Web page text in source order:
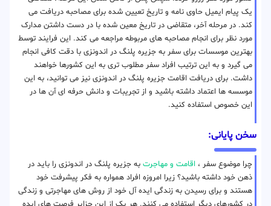
یک پیام ایمیل حاوی نامه و تاریخ تعیین شده برای مصاحبه دریافت می
کند. در مرحله آخر، متقاضی در تاریخ معین شده با در دست داشتن مدارک
مورد نظر برای انجام مصاحبه های مربوطه مراجعه می کند. این فرایند توسط
بهترین موسسات برای سفر به جزیره پلنگ در اندونزی با دقت کافی انجام
می گیرد و به این ترتیب افراد سفر مطلوب تری به این کشورها خواهند
داشت. برای دریافت اقامت جزیره پلنگ در اندونزی نیز می توانید، به این
موسسه ها اعتماد داشته باشید و از تجریبات و دانش حرفه ای آن ها در
این خصوص استفاده کنید.
سخن پایانی:
چرا موضوع سفر ، اقامت و مهاجرت به جزیره پلنگ در اندونزی را باید در
ذهن خود داشته باشید؟ زیرا امروزه افراد همواره به فکر پیشرفت خود
هستند و برای رسیدن به زندگی ایده آل خود از روش های مهاجرتی و زندگی